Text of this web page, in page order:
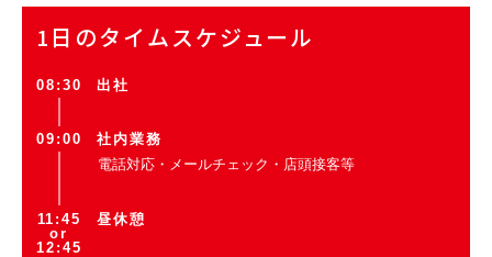
1日のタイムスケジュール
08:30 出社
09:00
社内業務
電話対応・メールチェック・店頭接客等
11:45
or
12:45
昼休憩